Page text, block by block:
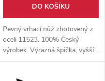
DO KOŠÍKU
Pevný vrhací nůž zhotovený z
oceli 11523. 100% Český
výrobek. Výrazná špička, vyšší
zátěž při tréninku. Vhodný pro